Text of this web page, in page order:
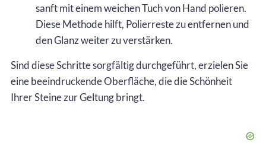
sanft mit einem weichen Tuch von Hand polieren.
Diese Methode hilft, Polierreste zu entfernen und
den Glanz weiter zu verstärken.
Sind diese Schritte sorgfältig durchgeführt, erzielen Sie
eine beeindruckende Oberfläche, die die Schönheit
Ihrer Steine zur Geltung bringt.